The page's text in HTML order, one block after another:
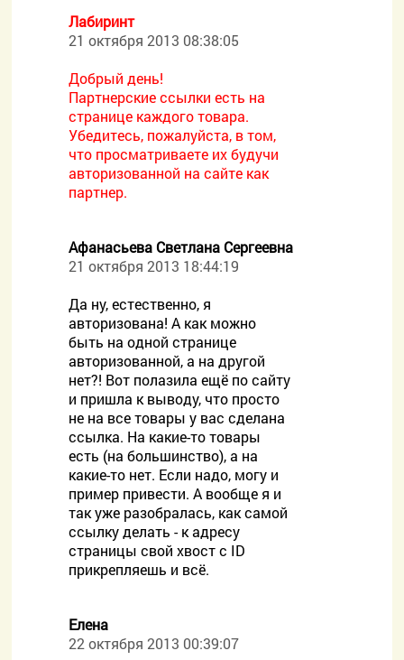
Лабиринт
21 октября 2013 08:38:05
Добрый день!
Партнерские ссылки есть на
странице каждого товара.
Убедитесь, пожалуйста, в том,
что просматриваете их будучи
авторизованной на сайте как
партнер.
Афанасьева Светлана Сергеевна
21 октября 2013 18:44:19
Да ну, естественно, я
авторизована! А как можно
быть на одной странице
авторизованной, а на другой
нет?! Вот полазила ещё по сайту
и пришла к выводу, что просто
не на все товары у вас сделана
ссылка. На какие-то товары
есть (на большинство), а на
какие-то нет. Если надо, могу и
пример привести. А вообще я и
так уже разобралась, как самой
ссылку делать - к адресу
страницы свой хвост с ID
прикрепляешь и всё.
Елена
22 октября 2013 00:39:07